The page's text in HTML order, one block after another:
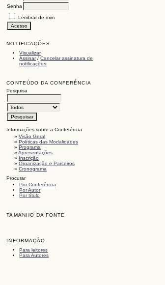
Senha
Lembrar de mim
NOTIFICAÇÕES
Visualizar
Assinar/Cancelar assinatura de
notificações
CONTEÚDO DA CONFERÊNCIA
Pesquisa
Informações sobre a Conferência
»Visão Geral
»Políticas das Modalidades
»Programa
»Apresentações
» Inscrição
»Organização e Parceiros
»Cronograma
Procurar
Por Conferência
Por Autor
Por título
TAMANHO DA FONTE
INFORMAÇÃO
Para leitores
Para Autores